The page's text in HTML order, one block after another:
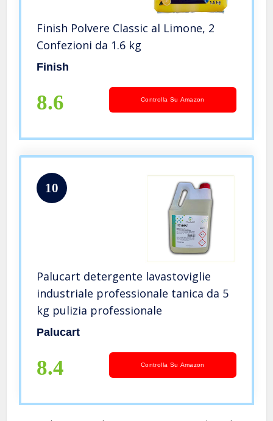
Finish Polvere Classic al Limone, 2
Confezioni da 1.6 kg
Finish
8.6 Controlla Su Amazon
10
Palucart detergente lavastoviglie
industriale professionale tanica da 5
kg pulizia professionale
Palucart
8.4 Controlla Su Amazon